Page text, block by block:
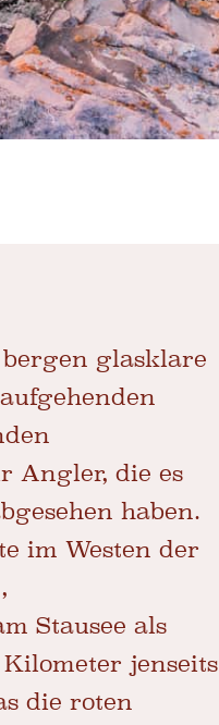
glasklare
Angler, die es
haben.
im Westen der
Stausee als
jenseits
die roten